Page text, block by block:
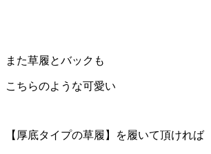
また草履とバックも
こちらのような可愛い
【厚底タイプの草履】を履いて頂ければ